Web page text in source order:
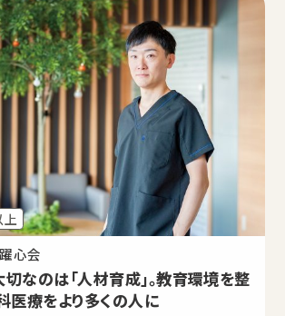
上
心会
なのは「人材育成」。教育環境を整
医療をより多くの人に